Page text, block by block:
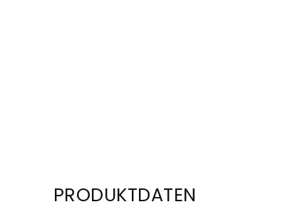
PRODUKTDATEN